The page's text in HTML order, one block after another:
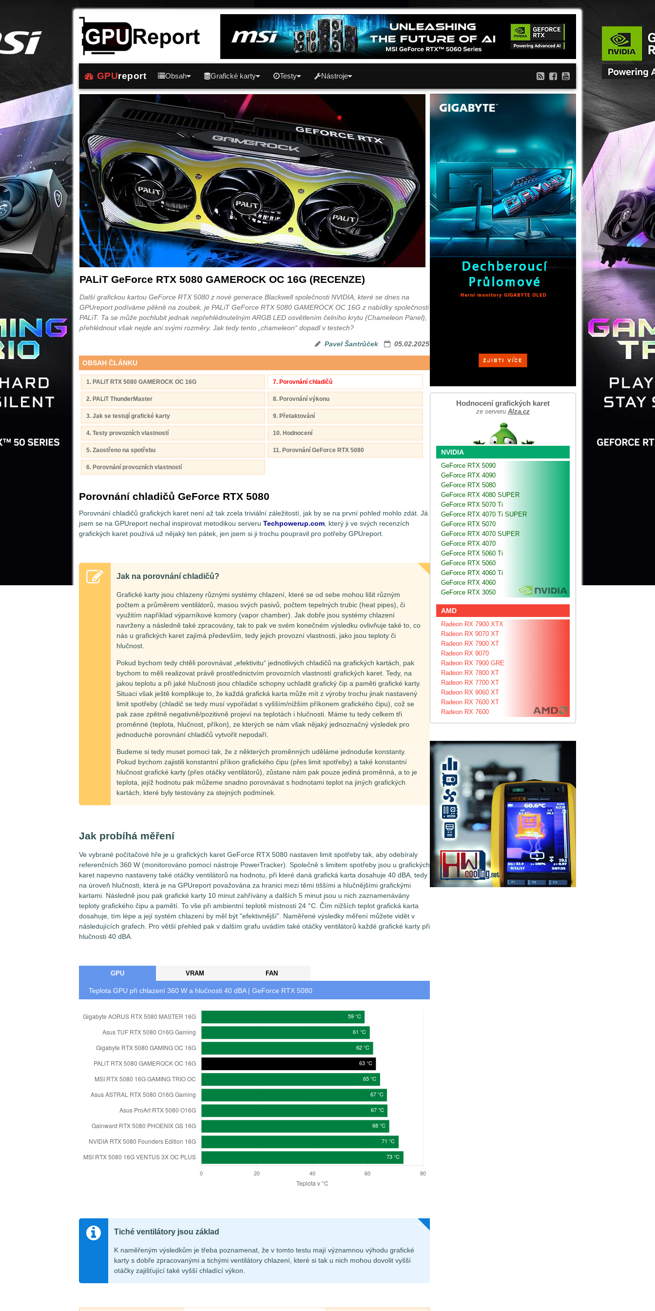
GPUreport Obsah Grafické karty Testy Nástroje
PALiT GeForce RTX 5080 GAMEROCK OC 16G (RECENZE)
Další grafickou kartou GeForce RTX 5080 z nové generace Blackwell společnosti NVIDIA, které se dnes na
GPUreport podíváme pěkně na zoubek, je PALiT GeForce RTX 5080 GAMEROCK OC 16G z nabídky společnosti
PALiT. Ta se může pochlubit jednak nepřehlédnutelným ARGB LED osvětlením čelního krytu (Chameleon Panel),
přehlédnout však nejde ani svými rozměry. Jak tedy tento „chameleon“ dopadl v testech?
Pavel Šantrůček 05.02.2025
OBSAH ČLÁNKU
1. PALiT RTX 5080 GAMEROCK OC 16G 7. Porovnání chladičů
2. PALiT ThunderMaster 8. Porovnání výkonu
3. Jak se testují grafické karty 9. Přetaktování
4. Testy provozních vlastností 10. Hodnocení
5. Zaostřeno na spotřebu 11. Porovnání GeForce RTX 5080
6. Porovnání provozních vlastností
Porovnání chladičů GeForce RTX 5080
Porovnání chladičů grafických karet není až tak zcela triviální záležitostí, jak by se na první pohled mohlo zdát. Já
jsem se na GPUreport nechal inspirovat metodikou serveru Techpowerup.com , který ji ve svých recenzích
grafických karet používá už nějaký ten pátek, jen jsem si ji trochu poupravil pro potřeby GPUreport.
Jak na porovnání chladičů?
Grafické karty jsou chlazeny různými systémy chlazení, které se od sebe mohou lišit různým
počtem a průměrem ventilátorů, masou svých pasivů, počtem tepelných trubic (heat pipes), či
využitím například výparníkové komory (vapor chamber). Jak dobře jsou systémy chlazení
navrženy a následně také zpracovány, tak to pak ve svém konečném výsledku ovlivňuje také to, co
nás u grafických karet zajímá především, tedy jejich provozní vlastnosti, jako jsou teploty či
hlučnost.
Pokud bychom tedy chtěli porovnávat „efektivitu“ jednotlivých chladičů na grafických kartách, pak
bychom to měli realizovat právě prostřednictvím provozních vlastností grafických karet. Tedy, na
jakou teplotu a při jaké hlučnosti jsou chladiče schopny uchladit grafický čip a paměti grafické karty.
Situaci však ještě komplikuje to, že každá grafická karta může mít z výroby trochu jinak nastavený
limit spotřeby (chladič se tedy musí vypořádat s vyšším/nižším příkonem grafického čipu), což se
pak zase zpětně negativně/pozitivně projeví na teplotách i hlučnosti. Máme tu tedy celkem tři
proměnné (teplota, hlučnost, příkon), ze kterých se nám však nějaký jednoznačný výsledek pro
jednoduché porovnání chladičů vytvořit nepodaří.
Budeme si tedy muset pomoci tak, že z některých proměnných uděláme jednoduše konstanty.
Pokud bychom zajistili konstantní příkon grafického čipu (přes limit spotřeby) a také konstantní
hlučnost grafické karty (přes otáčky ventilátorů), zůstane nám pak pouze jediná proměnná, a to je
teplota, jejíž hodnotu pak můžeme snadno porovnávat s hodnotami teplot na jiných grafických
kartách, které byly testovány za stejných podmínek.
Jak probíhá měření
Ve vybrané počítačové hře je u grafických karet GeForce RTX 5080 nastaven limit spotřeby tak, aby odebíraly
referenčních 360 W (monitorováno pomocí nástroje PowerTracker). Společně s limitem spotřeby jsou u grafických
karet napevno nastaveny také otáčky ventilátorů na hodnotu, při které daná grafická karta dosahuje 40 dBA, tedy
na úroveň hlučnosti, která je na GPUreport považována za hranici mezi těmi tiššími a hlučnějšími grafickými
kartami. Následně jsou pak grafické karty 10 minut zahřívány a dalších 5 minut jsou u nich zaznamenávány
teploty grafického čipu a pamětí. To vše při ambientní teplotě místnosti 24 °C. Čím nižších teplot grafická karta
dosahuje, tím lépe a její systém chlazení by měl být "efektivnější". Naměřené výsledky měření můžete vidět v
následujících grafech. Pro větší přehled pak v dalším grafu uvádím také otáčky ventilátorů každé grafické karty při
hlučnosti 40 dBA.
GPU VRAM FAN
Teplota GPU při chlazení 360 W a hlučnosti 40 dBA | GeForce RTX 5080
Tiché ventilátory jsou základ
K naměřeným výsledkům je třeba poznamenat, že v tomto testu mají významnou výhodu grafické
karty s dobře zpracovanými a tichými ventilátory chlazení, které si tak u nich mohou dovolit vyšší
otáčky zajišťující také vyšší chladící výkon.
Hodnocení grafických karet
ze serveru Alza.cz
NVIDIA
GeForce RTX 5090
GeForce RTX 4090
GeForce RTX 5080
GeForce RTX 4080 SUPER
GeForce RTX 5070 Ti
GeForce RTX 4070 Ti SUPER
GeForce RTX 5070
GeForce RTX 4070 SUPER
GeForce RTX 4070
GeForce RTX 5060 Ti
GeForce RTX 5060
GeForce RTX 4060 Ti
GeForce RTX 4060
GeForce RTX 3050
AMD
Radeon RX 7900 XTX
Radeon RX 9070 XT
Radeon RX 7900 XT
Radeon RX 9070
Radeon RX 7900 GRE
Radeon RX 7800 XT
Radeon RX 7700 XT
Radeon RX 9060 XT
Radeon RX 7600 XT
Radeon RX 7600